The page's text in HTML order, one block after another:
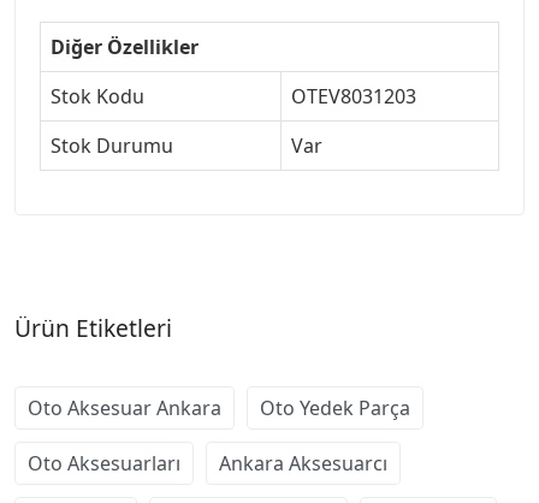
Diğer Özellikler
Stok Kodu
OTEV8031203
Stok Durumu
Var
Ürün Etiketleri
Oto Aksesuar Ankara Oto Yedek Parça
Oto Aksesuarları Ankara Aksesuarcı